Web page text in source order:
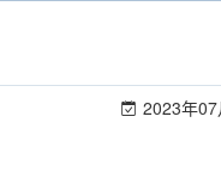
2023年07